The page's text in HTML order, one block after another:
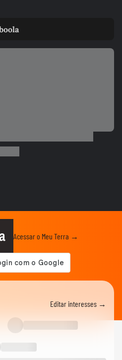
vereadores no...
de 100 casas no RS
e contêiner de 28
esmaga carro na Grande...
pendurado em estacionamento
após motorista...
da greve, falha na CPTM
em estações de...
Acessar o Meu Terra →
Editar interesses →